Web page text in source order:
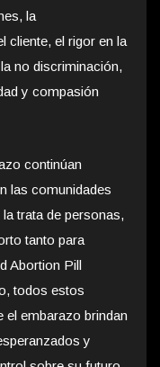
la
cliente, el rigor en la
no discriminación,
y compasión
continúan
las comunidades
trata de personas,
tanto para
Abortion Pill
todos estos
el embarazo brindan
y